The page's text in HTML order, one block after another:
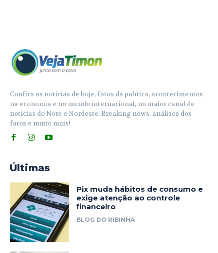
Confira as notícias de hoje, fatos da política, acontecimentos
na economia e no mundo internacional, no maior canal de
notícias do Note e Nordeste. Breaking news, análises dos
fatos e muito mais!
Últimas
Pix muda hábitos de consumo e
exige atenção ao controle
financeiro
BLOG DO RIBINHA